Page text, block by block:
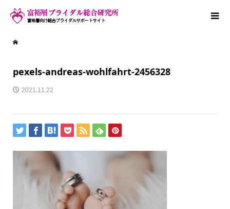
pexels-andreas-wohlfahrt-2456328
2021.11.22